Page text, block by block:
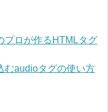
プロが作るHTMLタグ
むaudioタグの使い方